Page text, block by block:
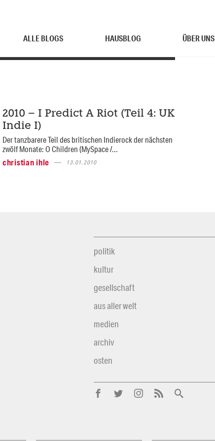
ALLE BLOGS HAUSBLOG ÜBER UNS
2010 – I Predict A Riot (Teil 4: UK
Indie I)
Der tanzbarere Teil des britischen Indierock der nächsten
zwölf Monate: O Children (MySpace /...
christian ihle
13.01.2010
politik
kultur
gesellschaft
aus aller welt
medien
archiv
osten